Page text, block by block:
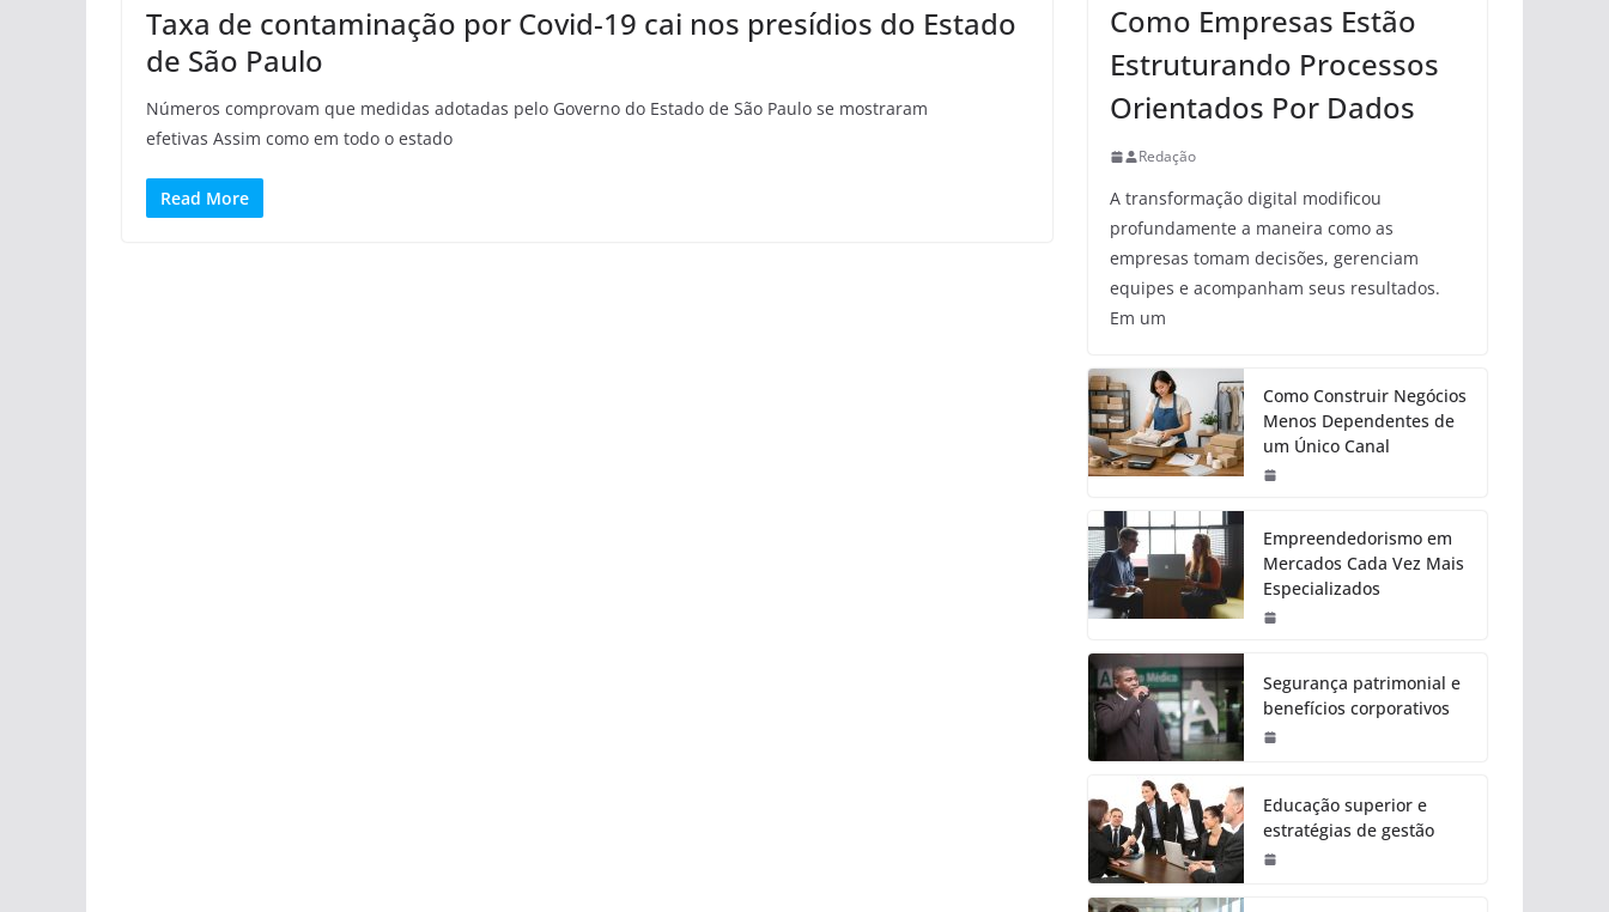
Taxa de contaminação por Covid-19 cai nos presídios do Estado
de São Paulo
Números comprovam que medidas adotadas pelo Governo do Estado de São Paulo se mostraram
efetivas Assim como em todo o estado
Read More
Como Empresas Estão
Estruturando Processos
Orientados Por Dados
Redação
A transformação digital modificou
profundamente a maneira como as
empresas tomam decisões, gerenciam
equipes e acompanham seus resultados.
Em um
Como Construir Negócios
Menos Dependentes de
um Único Canal
Empreendedorismo em
Mercados Cada Vez Mais
Especializados
Segurança patrimonial e
benefícios corporativos
Educação superior e
estratégias de gestão